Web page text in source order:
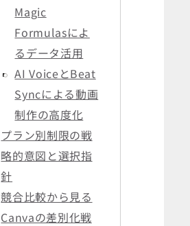
Magic
Formulasによ
るデータ活用
AI VoiceとBeat
Syncによる動画
制作の高度化
プラン別制限の戦
略的意図と選択指
針
競合比較から見る
Canvaの差別化戦